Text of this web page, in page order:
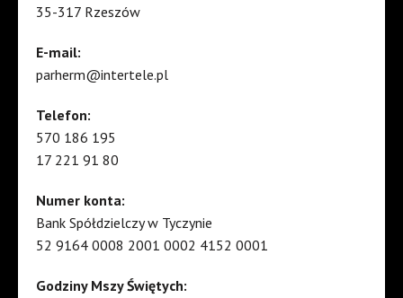
35-317 Rzeszów
E-mail:
parherm@intertele.pl
Telefon:
570 186 195
17 221 91 80
Numer konta:
Bank Spółdzielczy w Tyczynie
52 9164 0008 2001 0002 4152 0001
Godziny Mszy Świętych: